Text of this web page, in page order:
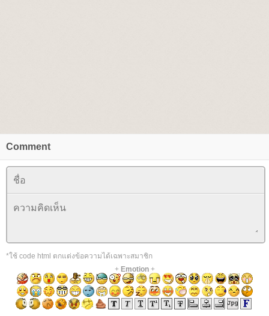
Comment
*ใช้ code html ตกแต่งข้อความได้เฉพาะสมาชิก
+ Emotion+